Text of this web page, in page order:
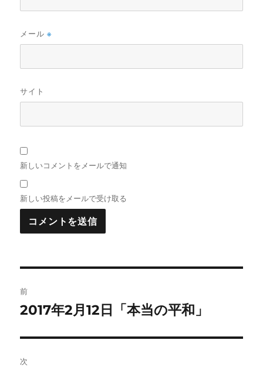
メール※
サイト
新しいコメントをメールで通知
新しい投稿をメールで受け取る
稿
ビ
前
前
投
稿:
2017年2月12日「本当の平和」
次